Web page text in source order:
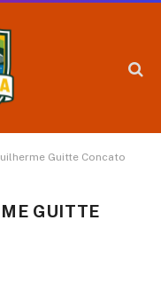
Guitte Concato
GUITTE